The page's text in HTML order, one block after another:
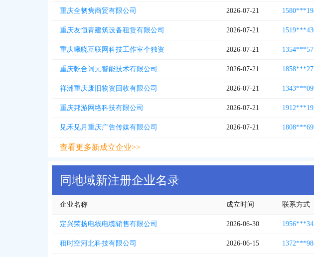
重庆全韧隽商贸有限公司 2026-07-21
重庆友恒青建筑设备租赁有限公司 2026-07-21
重庆曦晓互联网科技工作室个独资 2026-07-21
重庆乾合词元智能技术有限公司 2026-07-21
祥洲重庆废旧物资回收有限公司 2026-07-21
重庆邦游网络科技有限公司 2026-07-21
见禾见月重庆广告传媒有限公司 2026-07-21
查看更多新成立企业>>
同地域新注册企业名录
企业名称 成立时间 联系方式
定兴荣扬电线电缆销售有限公司 2026-06-30
租时空河北科技有限公司 2026-06-15